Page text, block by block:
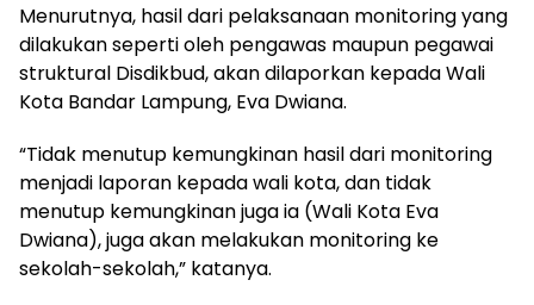
Menurutnya, hasil dari pelaksanaan monitoring yang
dilakukan seperti oleh pengawas maupun pegawai
struktural Disdikbud, akan dilaporkan kepada Wali
Kota Bandar Lampung, Eva Dwiana.
“Tidak menutup kemungkinan hasil dari monitoring
menjadi laporan kepada wali kota, dan tidak
menutup kemungkinan juga ia (Wali Kota Eva
Dwiana), juga akan melakukan monitoring ke
sekolah-sekolah,” katanya.